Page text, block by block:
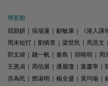
博客館
屈穎妍 | 張瑞蓮 | 顧敏康 | 《港人講
周末短打 | 劉炳章 | 梁世民 | 馬浩文 |
郭文緯 | 錢一帆 | 秦島 | 胡曉明 | 周
王惠貞 | 周伯展 | 潘麗瓊 | 葉慶寧 |
洪為民 | 鄧淑明 | 楊全盛 | 黃均瑜 |